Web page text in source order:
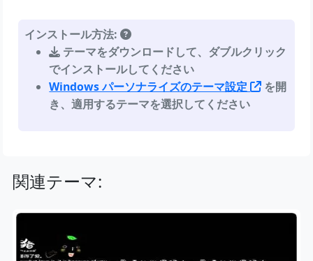
インストール方法:
テーマをダウンロードして、ダブルクリック
でインストールしてください
Windows パーソナライズのテーマ設定
を開
き、適用するテーマを選択してください
関連テーマ: